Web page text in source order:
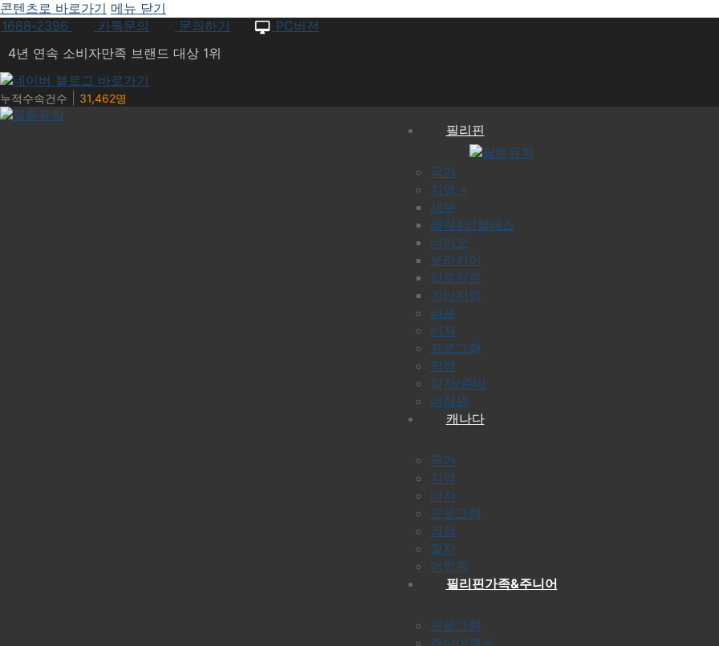
콘텐츠로 바로가기 메뉴 닫기
1688-2396
카톡문의 문의하기
PC버전
4년 연속 소비자만족 브랜드 대상 1위
누적수속건수 31,462명
필리핀
국가
지역 +
세부
클락&앙헬레스
바기오
보라카이
일로일로
기타지역
비용
비자
프로그램
장점
절차/준비
어학원
캐나다
국가
지역
비자
프로그램
장점
절차
어학원
필리핀가족&주니어
프로그램
주니어캠프